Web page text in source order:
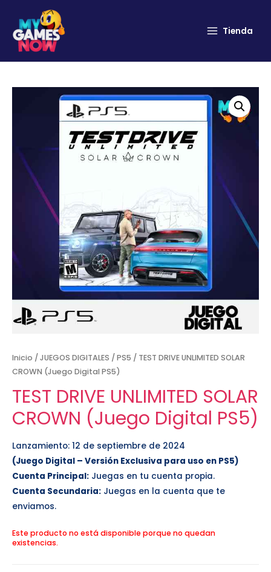
Tienda
Inicio /JUEGOS DIGITALES /PS5 / TEST DRIVE UNLIMITED SOLAR
CROWN (Juego Digital PS5)
TEST DRIVE UNLIMITED SOLAR
CROWN (Juego Digital PS5)
Lanzamiento: 12 de septiembre de 2024
(Juego Digital – Versión Exclusiva para uso en PS5)
Cuenta Principal: Juegas en tu cuenta propia.
Cuenta Secundaria: Juegas en la cuenta que te
enviamos.
Este producto no está disponible porque no quedan
existencias.